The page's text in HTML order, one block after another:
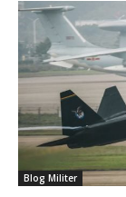
Blog Militer